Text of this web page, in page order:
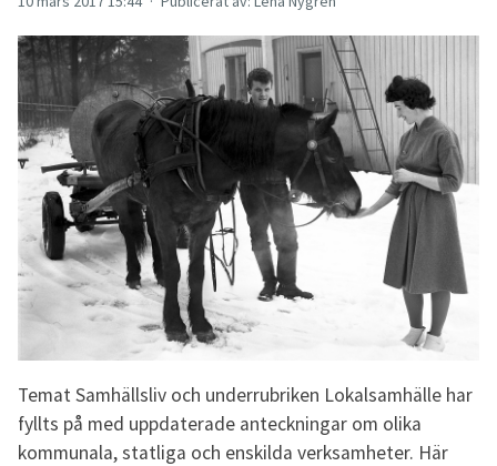
Temat Samhällsliv och underrubriken Lokalsamhälle har
fyllts på med uppdaterade anteckningar om olika
kommunala, statliga och enskilda verksamheter. Här